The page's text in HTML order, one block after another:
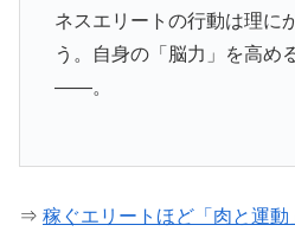
ネスエリートの行動は理に
う。自身の「脳力」を高め
――。
⇒ 稼ぐエリートほど「肉と運